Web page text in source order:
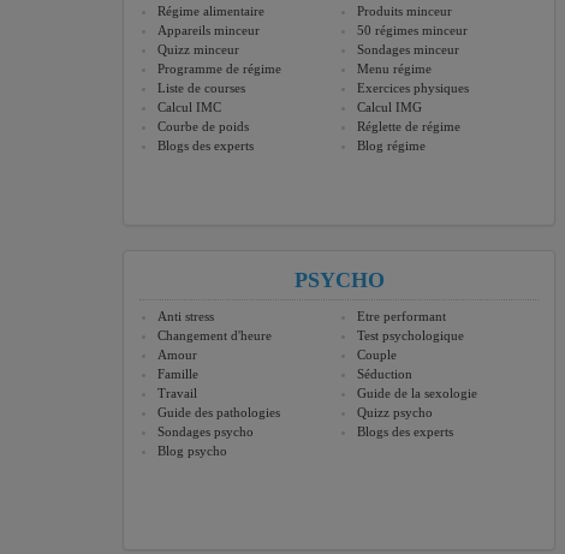
Régime alimentaire
Produits minceur
Appareils minceur
50 régimes minceur
Quizz minceur
Sondages minceur
Programme de régime
Menu régime
Liste de courses
Exercices physiques
Calcul IMC
Calcul IMG
Courbe de poids
Réglette de régime
Blogs des experts
Blog régime
PSYCHO
Anti stress
Etre performant
Changement d'heure
Test psychologique
Amour
Couple
Famille
Séduction
Travail
Guide de la sexologie
Guide des pathologies
Quizz psycho
Sondages psycho
Blogs des experts
Blog psycho